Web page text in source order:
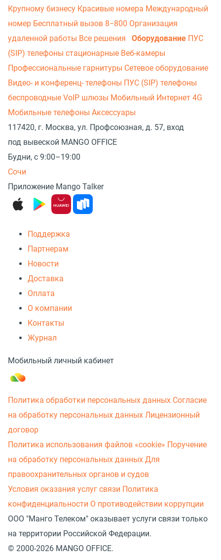
Крупному бизнесу Красивые номера Международный
номер Бесплатный вызов 8−800 Организация
удаленной работы Все решения Оборудование ПУС
(SIP) телефоны стационарные Веб-камеры
Профессиональные гарнитуры Сетевое оборудование
Видео- и конференц- телефоны ПУС (SIP) телефоны
беспроводные VoIP шлюзы Мобильный Интернет 4G
Мобильные телефоны Аксессуары
117420, г. Москва, ул. Профсоюзная, д. 57, вход
под вывеской MANGO OFFICE
Будни, с 9:00–19:00
Сочи
Приложение Mango Talker
Поддержка
Партнерам
Новости
Доставка
Оплата
О компании
Контакты
Журнал
Мобильный личный кабинет
Политика обработки персональных данных Согласие
на обработку персональных данных Лицензионный
договор
Политика использования файлов «cookie» Поручение
на обработку персональных данных Для
правоохранительных органов и судов
Условия оказания услуг связи Политика
конфиденциальности О противодействии коррупции
ООО "Манго Телеком" оказывает услуги связи только
на территории Российской Федерации.
© 2000-2026 MANGO OFFICE.